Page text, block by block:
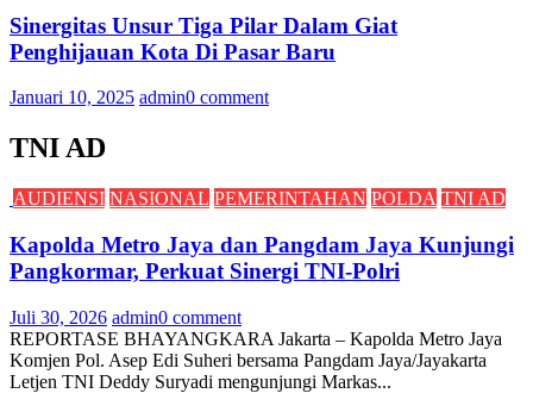
Sinergitas Unsur Tiga Pilar Dalam Giat
Penghijauan Kota Di Pasar Baru
Januari 10, 2025 admin0 comment
TNI AD
AUDIENSI NASIONAL PEMERINTAHAN POLDA TNI AD
Kapolda Metro Jaya dan Pangdam Jaya Kunjungi
Pangkormar, Perkuat Sinergi TNI-Polri
Juli 30, 2026 admin0 comment
REPORTASE BHAYANGKARA Jakarta – Kapolda Metro Jaya
Komjen Pol. Asep Edi Suheri bersama Pangdam Jaya/Jayakarta
Letjen TNI Deddy Suryadi mengunjungi Markas...